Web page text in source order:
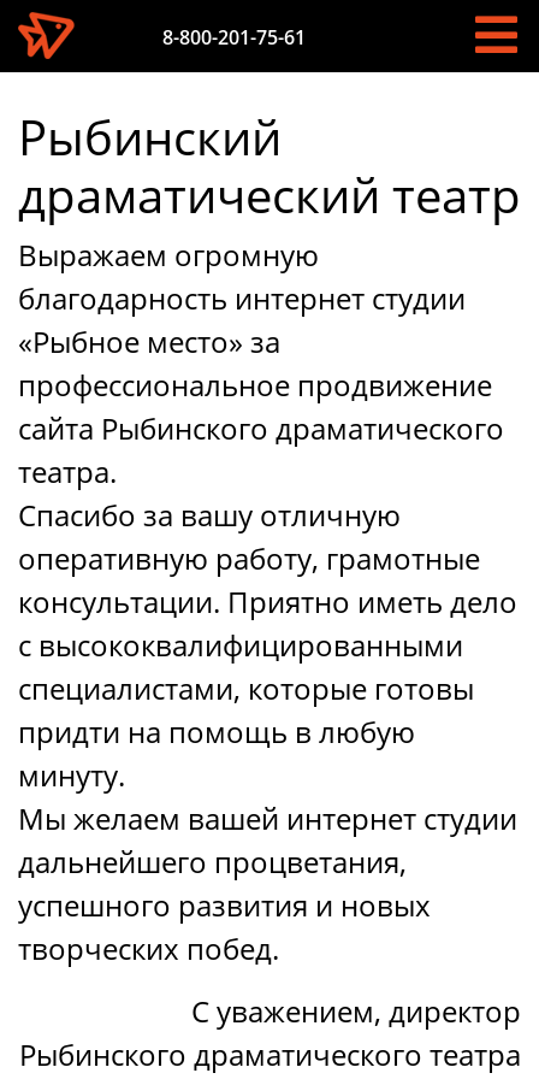
8-800-201-75-61
Рыбинский
драматический театр
Выражаем огромную
благодарность интернет студии
«Рыбное место» за
профессиональное продвижение
сайта Рыбинского драматического
театра.
Спасибо за вашу отличную
оперативную работу, грамотные
консультации. Приятно иметь дело
с высококвалифицированными
специалистами, которые готовы
придти на помощь в любую
минуту.
Мы желаем вашей интернет студии
дальнейшего процветания,
успешного развития и новых
творческих побед.
С уважением, директор
Рыбинского драматического театра